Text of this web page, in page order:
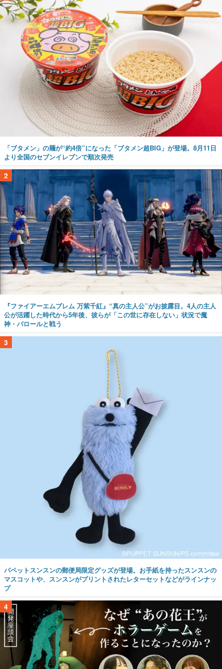
「ブタメン」の麺が“約4倍”になった「ブタメン超BIG」が登場。8月11日
より全国のセブンイレブンで順次発売
2
『ファイアーエムブレム 万紫千紅』“真の主人公”がお披露目。4人の主人
公が活躍した時代から5年後、彼らが「この世に存在しない」状況で魔
神・バロールと戦う
3
パペットスンスンの郵便局限定グッズが登場。お手紙を持ったスンスンの
マスコットや、スンスンがプリントされたレターセットなどがラインナッ
プ
4